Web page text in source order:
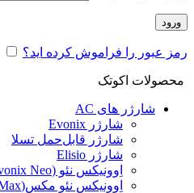
ورود
رمز عبور را فراموش کرده اید؟
محصولات اکوتک
شارژر های AC
شارژر Evonix
شارژر قابل‌حمل تسلا
شارژر Elisio
اِوونیکس نئو (Evonix Neo)
اِوونیکس نئو مکس(Evonix NeoMax)